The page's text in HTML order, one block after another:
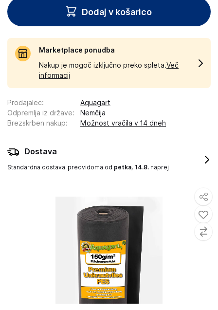
Dodaj v košarico
Marketplace ponudba
Nakup je mogoč izključno preko spleta.Več
informacij
Prodajalec:
Aquagart
Odpremlja iz države:
Nemčija
Brezskrben nakup: Možnost vračila v 14 dneh
Dostava
Standardna dostava predvidoma od petka, 14.8. naprej